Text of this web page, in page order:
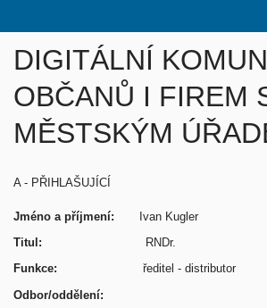
DIGITÁLNÍ
OBČANŮ I FIREM
MĚSTSKÝM
A - PŘIHLAŠUJÍCÍ
Jméno a příjmení: Ivan Kugler
Titul: RNDr.
Funkce:
ředitel - distributor
Odbor/oddělení: